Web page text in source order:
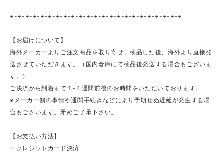
+-+-+-+-+-+-+-+-+-+-+-+-+-+-+-+-+-+-+-+-+-+-+
【お届けについて】
海外メーカーよりご注文商品を取り寄せ、検品した後、海外より直接発
送させていただきます。（国内倉庫にて検品後発送する場合もございま
す。）
ご決済から到着まで１‐４週間前後のお時間をいただいております。
※メーカー側の事情や通関手続きなどにより予期せぬ遅延が発生する場
合もございます。矛めご了承下さい。
【お支払い方法】
・クレジットカード決済